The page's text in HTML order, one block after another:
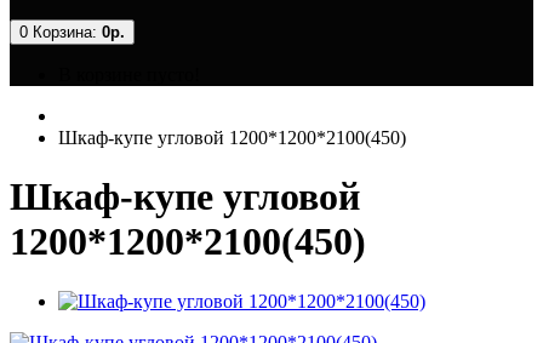
0 Корзина: 0р.
Шкаф-купе угловой 1200*1200*2100(450)
Шкаф-купе угловой
1200*1200*2100(450)